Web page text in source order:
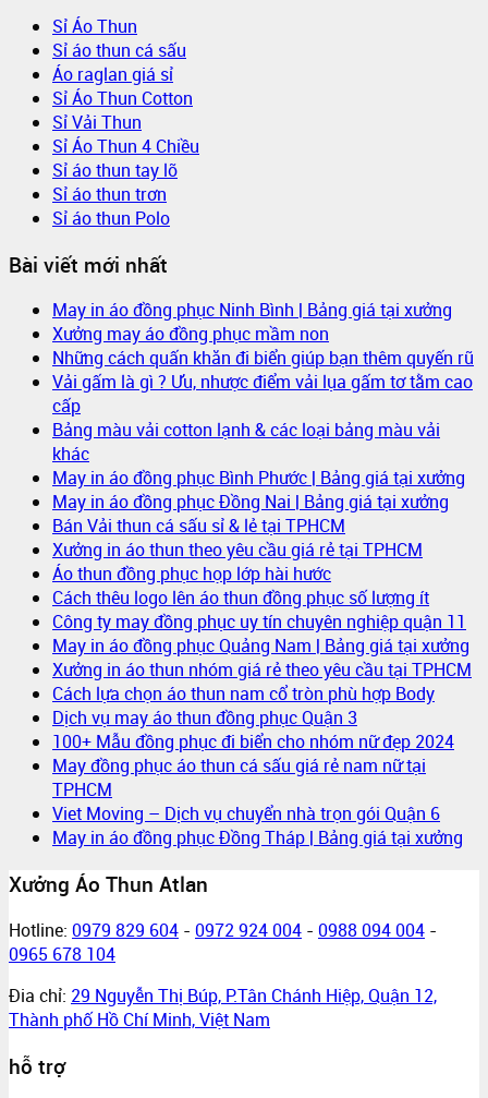
Sỉ Áo Thun
Sỉ áo thun cá sấu
Áo raglan giá sỉ
Sỉ Áo Thun Cotton
Sỉ Vải Thun
Sỉ Áo Thun 4 Chiều
Sỉ áo thun tay lỡ
Sỉ áo thun trơn
Sỉ áo thun Polo
Bài viết mới nhất
May in áo đồng phục Ninh Bình | Bảng giá tại xưởng
Xưởng may áo đồng phục mầm non
Những cách quấn khăn đi biển giúp bạn thêm quyến rũ
Vải gấm là gì ? Ưu, nhược điểm vải lụa gấm tơ tằm cao
cấp
Bảng màu vải cotton lạnh & các loại bảng màu vải
khác
May in áo đồng phục Bình Phước | Bảng giá tại xưởng
May in áo đồng phục Đồng Nai | Bảng giá tại xưởng
Bán Vải thun cá sấu sỉ & lẻ tại TPHCM
Xưởng in áo thun theo yêu cầu giá rẻ tại TPHCM
Áo thun đồng phục họp lớp hài hước
Cách thêu logo lên áo thun đồng phục số lượng ít
Công ty may đồng phục uy tín chuyên nghiệp quận 11
May in áo đồng phục Quảng Nam | Bảng giá tại xưởng
Xưởng in áo thun nhóm giá rẻ theo yêu cầu tại TPHCM
Cách lựa chọn áo thun nam cổ tròn phù hợp Body
Dịch vụ may áo thun đồng phục Quận 3
100+ Mẫu đồng phục đi biển cho nhóm nữ đẹp 2024
May đồng phục áo thun cá sấu giá rẻ nam nữ tại
TPHCM
Viet Moving – Dịch vụ chuyển nhà trọn gói Quận 6
May in áo đồng phục Đồng Tháp | Bảng giá tại xưởng
Xưởng Áo Thun Atlan
Hotline: 0979 829 604 - 0972 924 004 - 0988 094 004 -
0965 678 104
Đia chỉ: 29 Nguyễn Thị Búp, P.Tân Chánh Hiệp, Quận 12,
Thành phố Hồ Chí Minh, Việt Nam
hỗ trợ